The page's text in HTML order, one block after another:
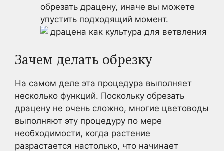
обрезать драцену, иначе вы можете
упустить подходящий момент.
Зачем делать обрезку
На самом деле эта процедура выполняет
несколько функций. Поскольку обрезать
драцену не очень сложно, многие цветоводы
выполняют эту процедуру по мере
необходимости, когда растение
разрастается настолько, что начинает